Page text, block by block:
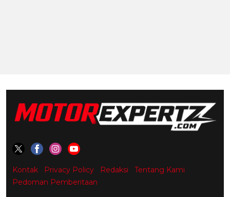
Kontak Privacy Policy Redaksi
Tentang Kami
Pedoman Pemberitaan